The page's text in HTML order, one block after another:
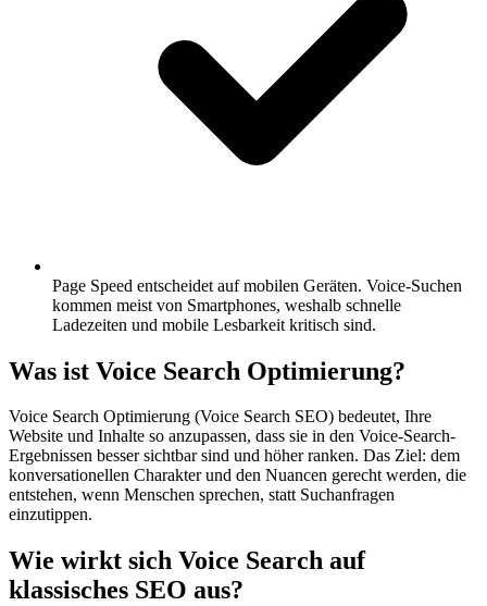
Page Speed entscheidet auf mobilen Geräten. Voice-Suchen
kommen meist von Smartphones, weshalb schnelle
Ladezeiten und mobile Lesbarkeit kritisch sind.
Was ist Voice Search Optimierung?
Voice Search Optimierung (Voice Search SEO) bedeutet, Ihre
Website und Inhalte so anzupassen, dass sie in den Voice-Search-
Ergebnissen besser sichtbar sind und höher ranken. Das Ziel: dem
konversationellen Charakter und den Nuancen gerecht werden, die
entstehen, wenn Menschen sprechen, statt Suchanfragen
einzutippen.
Wie wirkt sich Voice Search auf
klassisches SEO aus?